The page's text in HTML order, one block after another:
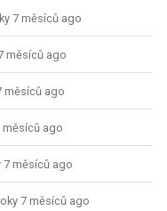
7 měsíců ago
měsíců ago
měsíců ago
měsíců ago
7 měsíců ago
7 měsíců ago